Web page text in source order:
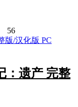
56
：遗产 完整